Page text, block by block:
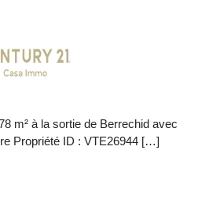
m² à la sortie de Berrechid avec
Propriété ID : VTE26944 […]